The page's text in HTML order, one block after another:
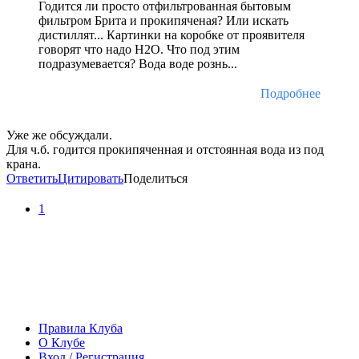
Годится ли просто отфильтрованная бытовым
фильтром Брита и прокипяченая? Или искать
дистиллят... Картинки на коробке от проявителя
говорят что надо Н2О. Что под этим
подразумевается? Вода воде рознь...
Подробнее
Уже же обсуждали.
Для ч.б. годится прокипяченная и отстоянная вода из под
крана.
ОтветитьЦитироватьПоделиться
1
Правила Клуба
О Клубе